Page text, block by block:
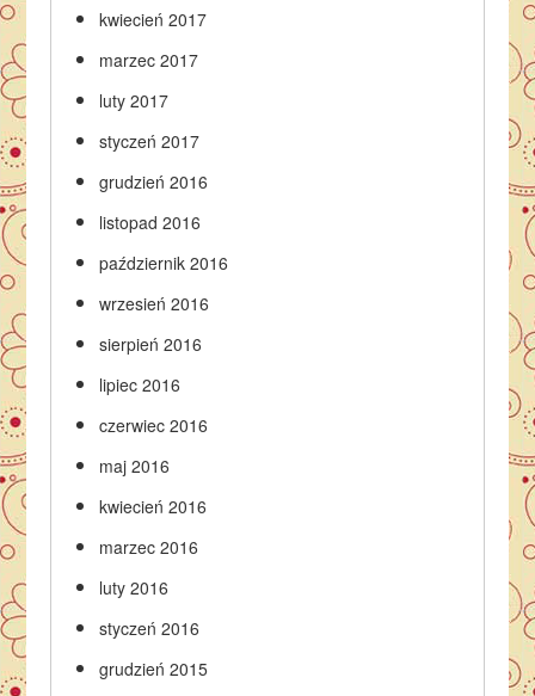
kwiecień 2017
marzec 2017
luty 2017
styczeń 2017
grudzień 2016
listopad 2016
październik 2016
wrzesień 2016
sierpień 2016
lipiec 2016
czerwiec 2016
maj 2016
kwiecień 2016
marzec 2016
luty 2016
styczeń 2016
grudzień 2015